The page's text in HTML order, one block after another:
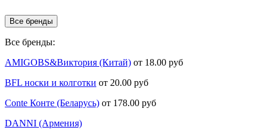
Все бренды
Все бренды:
AMIGOBS&Виктория (Китай) от 18.00 руб
BFL носки и колготки от 20.00 руб
Conte Конте (Беларусь) от 178.00 руб
DANNI (Армения)